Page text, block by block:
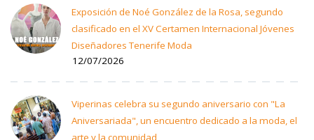
Exposición de Noé González de la Rosa, segundo
clasificado en el XV Certamen Internacional Jóvenes
Diseñadores Tenerife Moda
12/07/2026
Viperinas celebra su segundo aniversario con "La
Aniversariada", un encuentro dedicado a la moda, el
arte y la comunidad